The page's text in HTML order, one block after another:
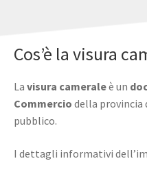
Cos’è la visura
La visura cameraleè un
Commercio della provincia
pubblico.
I dettagli informativi